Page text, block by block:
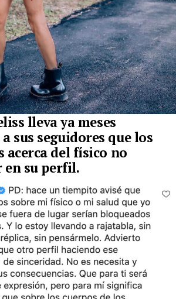
lleva ya meses
sus seguidores que los
acerca del físico no
en su perfil.